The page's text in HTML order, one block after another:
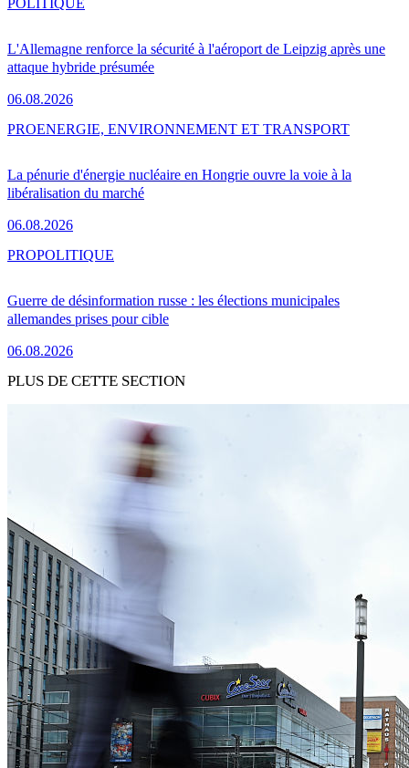
L'Allemagne renforce la sécurité à l'aéroport de Leipzig après une
attaque hybride présumée
06.08.2026
POLITIQUE
La pénurie d'énergie nucléaire en Hongrie ouvre la voie à la
libéralisation du marché
06.08.2026
PROENERGIE, ENVIRONNEMENT ET TRANSPORT
Guerre de désinformation russe : les élections municipales
allemandes prises pour cible
06.08.2026
PROPOLITIQUE
PLUS DE CETTE SECTION